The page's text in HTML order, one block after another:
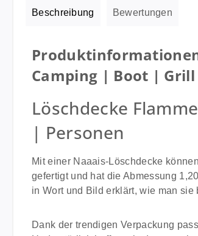
Beschreibung Bewertungen
Camping | Boot |
Löschdecke
| Personen
Mit einer Naaais-Löschdecke
gefertigt und hat die Abmessung
in Wort und Bild erklärt, wie man sie
Dank der trendigen Verpackung